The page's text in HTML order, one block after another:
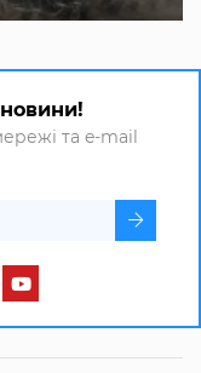
та e-mail